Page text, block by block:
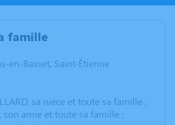
famille
Saint-Étienne
sa nièce et toute sa famille ;
son amie et toute sa famille ;